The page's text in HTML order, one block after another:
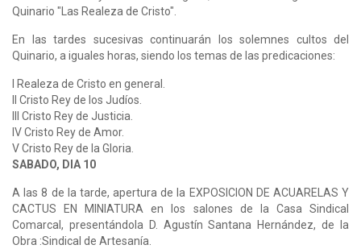
Quinario "Las Realeza de Cristo".
En las tardes sucesivas continuarán los solemnes cultos del
Quinario, a iguales horas, siendo los temas de las predicaciones:
I Realeza de Cristo en general.
II Cristo Rey de los Judíos.
III Cristo Rey de Justicia.
IV Cristo Rey de Amor.
V Cristo Rey de la Gloria.
SABADO, DIA 10
A las 8 de la tarde, apertura de la EXPOSICION DE ACUARELAS Y
CACTUS EN MINIATURA en los salones de la Casa Sindical
Comarcal, presentándola D. Agustín Santana Hernández, de la
Obra :Sindical de Artesanía.